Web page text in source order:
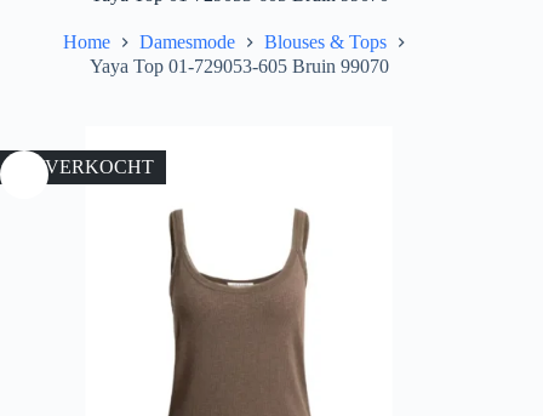
Home Damesmode
Blouses & Tops
Yaya Top 01-729053-605 Bruin 99070
UITVERKOCHT